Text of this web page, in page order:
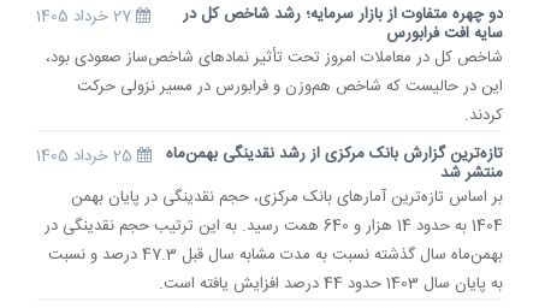
دو چهره متفاوت از بازار سرمایه؛ رشد شاخص کل در
سایه افت فرابورس
شاخص کل در معاملات امروز تحت تأثیر نمادهای شاخص‌ساز صعودی بود،
این در حالیست که شاخص هم‌وزن و فرابورس در مسیر نزولی حرکت
کردند.
تازه‌ترین گزارش بانک مرکزی از رشد نقدینگی بهمن‌ماه
منتشر شد
بر اساس تازه‌ترین آمار‌های بانک مرکزی، حجم نقدینگی در پایان بهمن
1404 به حدود 14 هزار و 640 همت رسید. به این ترتیب حجم نقدینگی در
بهمن‌ماه سال گذشته نسبت به مدت مشابه سال قبل 47.3 درصد و نسبت
به پایان سال 1403 حدود 44 درصد افزایش یافته است.